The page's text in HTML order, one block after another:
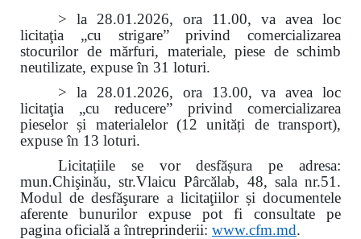
> la 28.01.2026, ora 11.00, va avea loc
licitaţia „cu strigare” privind comercializarea
stocurilor de mărfuri, materiale, piese de schimb
neutilizate, expuse în 31 loturi.
> la 28.01.2026, ora 13.00, va avea loc
licitaţia „cu reducere” privind comercializarea
pieselor și materialelor (12 unități de transport),
expuse în 13 loturi.
Licitațiile se vor desfășura pe adresa:
mun.Chişinău, str.Vlaicu Pârcălab, 48, sala nr.51.
Modul de desfăşurare a licitaţiilor și documentele
aferente bunurilor expuse pot fi consultate pe
pagina oficială a întreprinderii: www.cfm.md.